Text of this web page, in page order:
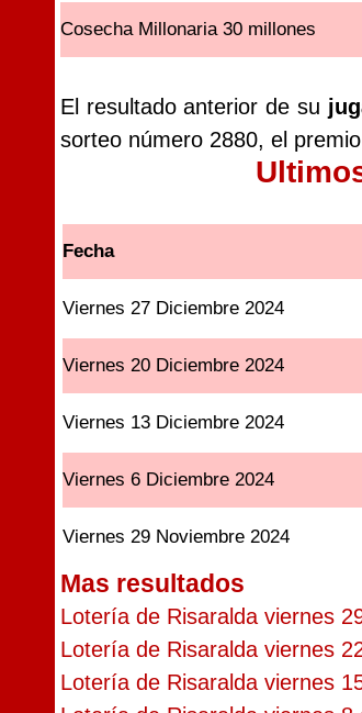
Cosecha Millonaria 30 millones
El resultado anterior de su
sorteo número 2880, el
Fecha
Viernes 27 Diciembre 2024
Viernes 20 Diciembre 2024
Viernes 13 Diciembre 2024
Viernes 6 Diciembre 2024
Viernes 29 Noviembre 2024
Mas resultados
Lotería de Risaralda viernes
Lotería de Risaralda viernes
Lotería de Risaralda viernes